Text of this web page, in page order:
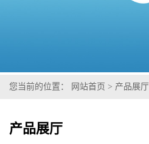
您当前的位置： 网站首页 > 产品展厅
产品展厅